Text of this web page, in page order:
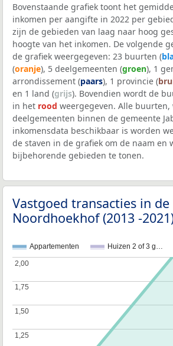
Bovenstaande grafiek toont het
inkomen per aangifte in 2022 per
zijn de gebieden van laag naar hoog
hoogte van het inkomen. De volgende
de grafiek weergegeven: 23 buurten (
(oranje), 5 deelgemeenten (groen), 1
arrondissement (paars), 1 provincie (
en 1 land (grijs). Bovendien wordt de
in het rood weergegeven. Alle buurten,
deelgemeenten binnen de gemeente
inkomensdata beschikbaar is worden
de staven in de grafiek om de naam en
bijbehorende gebieden te tonen.
Vastgoed transacties in
Noordhoekhof (2013 -
Appartementen Huizen 2 of 3 g…
1,25
1,25
1,50
1,50
1,75
1,75
2,00
2,00